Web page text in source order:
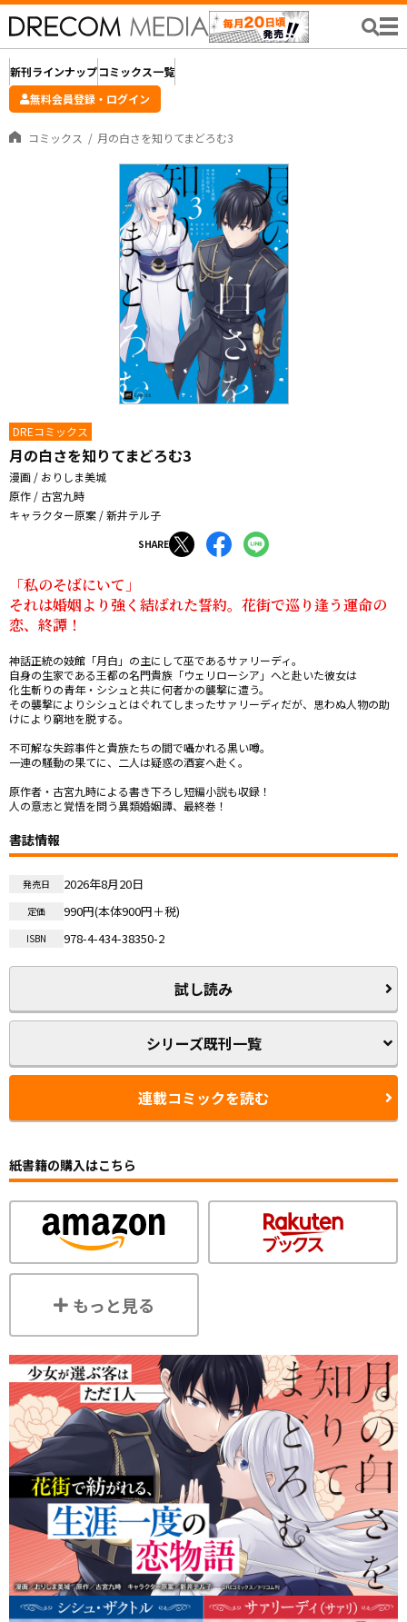
新刊ラインナップコミックス一覧
無料会員登録・ログイン
コミックス 月の白さを知りてまどろむ3
DREコミックス
月の白さを知りてまどろむ3
漫画 / おりしま美城
原作 / 古宮九時
キャラクター原案 / 新井テル子
SHARE
「私のそばにいて」
それは婚姻より強く結ばれた誓約。花街で巡り逢う運命の
恋、終譚！
神話正統の妓館「月白」の主にして巫であるサァリーディ。
自身の生家である王都の名門貴族「ウェリローシア」へと赴いた彼女は
化生斬りの青年・シシュと共に何者かの襲撃に遭う。
その襲撃によりシシュとはぐれてしまったサァリーディだが、思わぬ人物の助
けにより窮地を脱する。
不可解な失踪事件と貴族たちの間で囁かれる黒い噂。
一連の騒動の果てに、二人は疑惑の酒宴へ赴く――。
原作者・古宮九時による書き下ろし短編小説も収録！
人の意志と覚悟を問う異類婚姻譚、最終巻！
書誌情報
発売日 2026年8月20日
定価 990円(本体900円＋税)
ISBN 978-4-434-38350-2
試し読み
シリーズ既刊一覧
連載コミックを読む
紙書籍の購入はこちら
もっと見る